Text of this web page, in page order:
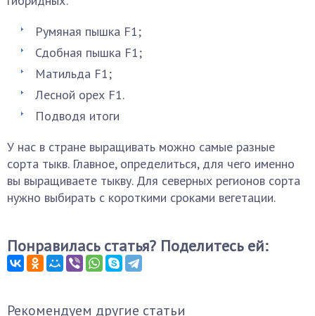
Румяная пышка F1;
Сдобная пышка F1;
Матильда F1;
Лесной орех F1.
Подводя итоги
У нас в стране выращивать можно самые разные
сорта тыкв. Главное, определиться, для чего именно
вы выращиваете тыкву. Для северных регионов сорта
нужно выбирать с короткими сроками вегетации.
Понравилась статья? Поделитесь ей:
Рекомендуем другие статьи